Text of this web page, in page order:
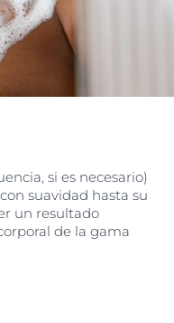
si es necesario)
suavidad hasta su
un resultado
de la gama